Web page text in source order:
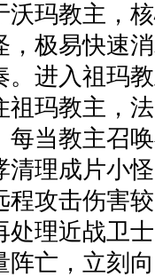
玛教主，核
，极易快速
。进入祖玛
祖玛教主，
每当教主召
清理成片小
程攻击伤害
处理近战卫
阵亡，立刻